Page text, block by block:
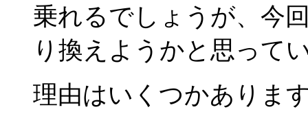
乗れるでしょうが、今
り換えようかと思って
理由はいくつかありま